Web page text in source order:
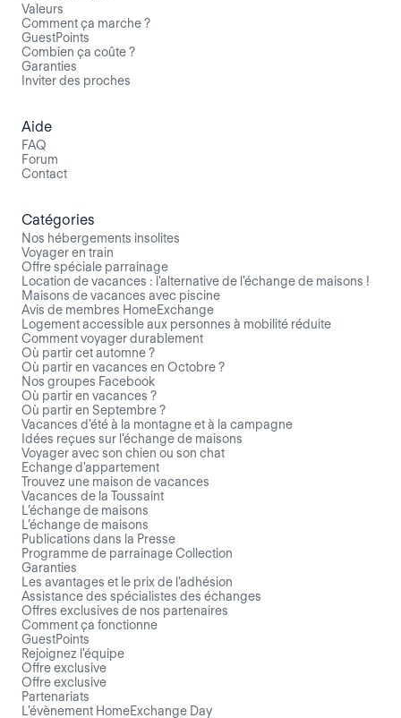
Valeurs
Comment ça marche ?
GuestPoints
Combien ça coûte ?
Garanties
Inviter des proches
Aide
FAQ
Forum
Contact
Catégories
Nos hébergements insolites
Voyager en train
Offre spéciale parrainage
Location de vacances : l'alternative de l'échange de maisons !
Maisons de vacances avec piscine
Avis de membres HomeExchange
Logement accessible aux personnes à mobilité réduite
Comment voyager durablement
Où partir cet automne ?
Où partir en vacances en Octobre ?
Nos groupes Facebook
Où partir en vacances ?
Où partir en Septembre ?
Vacances d'été à la montagne et à la campagne
Idées reçues sur l'échange de maisons
Voyager avec son chien ou son chat
Echange d'appartement
Trouvez une maison de vacances
Vacances de la Toussaint
L’échange de maisons
L’échange de maisons
Publications dans la Presse
Programme de parrainage Collection
Garanties
Les avantages et le prix de l'adhésion
Assistance des spécialistes des échanges
Offres exclusives de nos partenaires
Comment ça fonctionne
GuestPoints
Rejoignez l'équipe
Offre exclusive
Offre exclusive
Partenariats
L'évènement HomeExchange Day